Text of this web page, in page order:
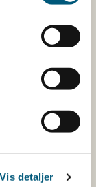
Vis detaljer
til Rusland.